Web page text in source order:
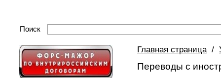
Поиск
Главная страница /
Переводы с